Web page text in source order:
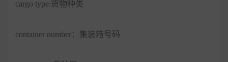
cargo type:货物种类
container number：集装箱号码